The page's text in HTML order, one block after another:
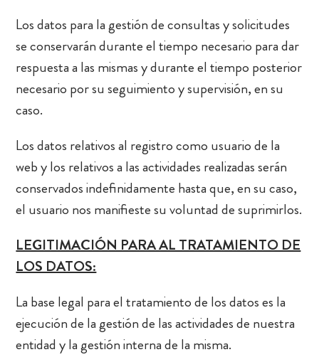
Los datos para la gestión de consultas y solicitudes
se conservarán durante el tiempo necesario para dar
respuesta a las mismas y durante el tiempo posterior
necesario por su seguimiento y supervisión, en su
caso.
Los datos relativos al registro como usuario de la
web y los relativos a las actividades realizadas serán
conservados indefinidamente hasta que, en su caso,
el usuario nos manifieste su voluntad de suprimirlos.
LEGITIMACIÓN PARA AL TRATAMIENTO DE
LOS DATOS:
La base legal para el tratamiento de los datos es la
ejecución de la gestión de las actividades de nuestra
entidad y la gestión interna de la misma.